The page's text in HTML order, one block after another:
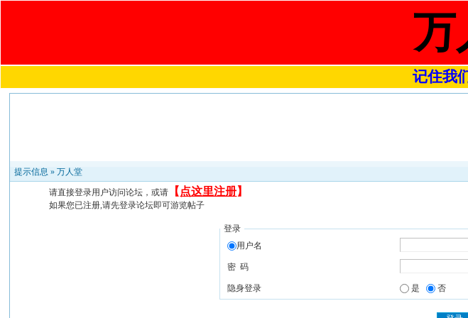
万
记住我
提示信息 »万人堂
请直接登录用户访问论坛，或请 【 点这里注册】
如果您已注册,请先登录论坛即可游览帖子
登录
用户名
密 码
隐身登录 是 否